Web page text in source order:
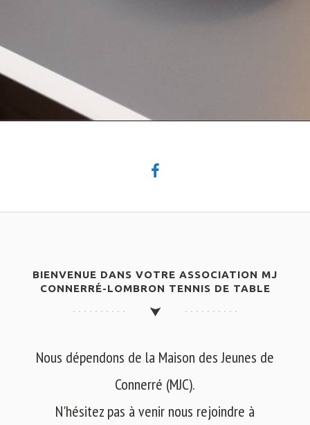
BIENVENUE DANS VOTRE ASSOCIATION MJ
CONNERRÉ-LOMBRON TENNIS DE TABLE
Nous dépendons de la Maison des Jeunes de
Connerré (MJC).
N'hésitez pas à venir nous rejoindre à